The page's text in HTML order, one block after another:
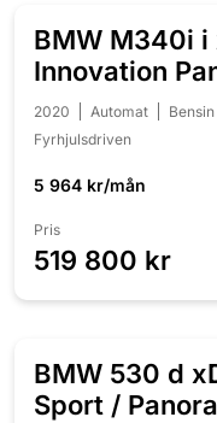
BMW M340i
Innovation
2020 Automat Bensin
Fyrhjulsdriven
5 964 kr/mån
Pris
519 800 kr
BMW 530 d
Sport /